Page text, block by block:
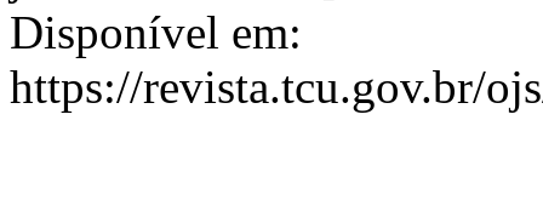
Disponível em:
https://revista.tcu.gov.br/